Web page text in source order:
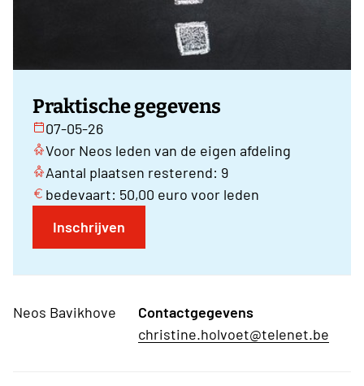
Praktische gegevens
07-05-26
Voor Neos leden van de eigen afdeling
Aantal plaatsen resterend: 9
bedevaart: 50,00 euro voor leden
Inschrijven
Neos Bavikhove
Contactgegevens
christine.holvoet@telenet.be